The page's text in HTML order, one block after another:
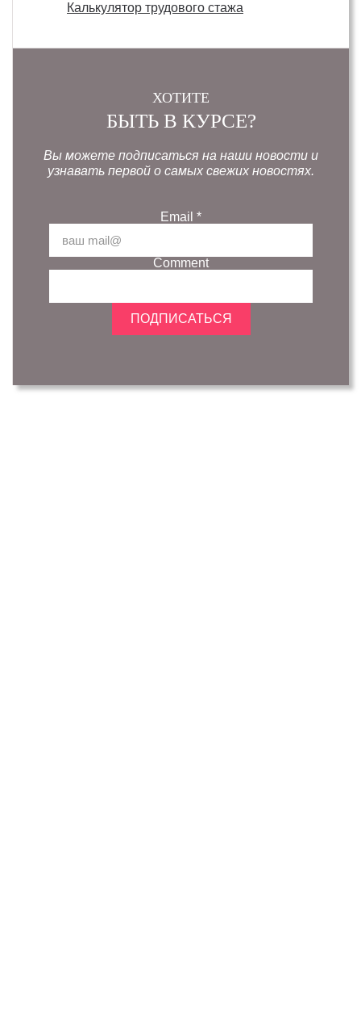
Калькулятор трудового стажа
ХОТИТЕ
БЫТЬ В КУРСЕ?
Вы можете подписаться на наши новости и
узнавать первой о самых свежих новостях.
Email *
Comment
ПОДПИСАТЬСЯ